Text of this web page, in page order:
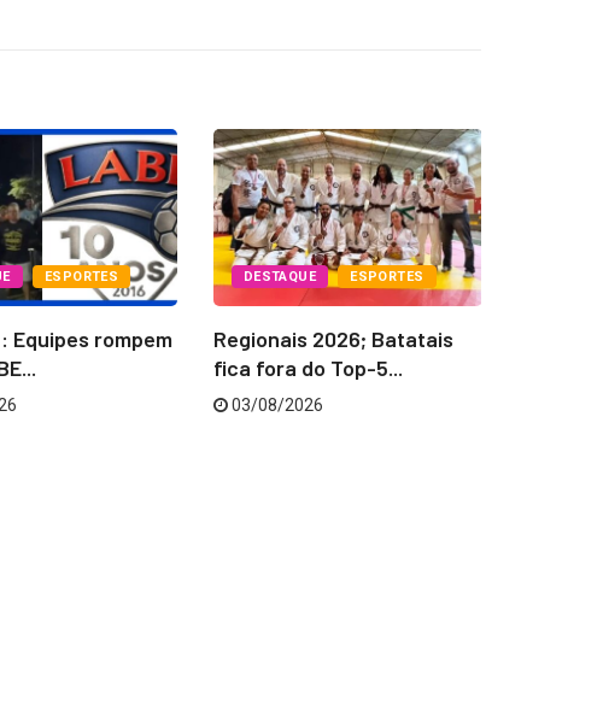
ESPORTES
Equipes rompem
DESTAQUE ESPORTES
Regionais 2026; Batatais
fica fora do Top-5...
03/08/2026